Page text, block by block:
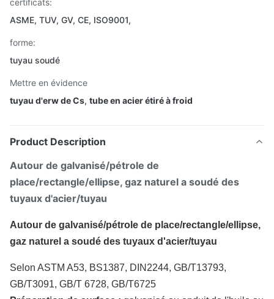
certificats:
ASME, TUV, GV, CE, ISO9001,
forme:
tuyau soudé
Mettre en évidence
tuyau d'erw de Cs, tube en acier étiré à froid
Product Description
Autour de galvanisé/pétrole de
place/rectangle/ellipse, gaz naturel a soudé des
tuyaux d'acier/tuyau
Autour de galvanisé/pétrole de place/rectangle/ellipse,
gaz naturel a soudé des tuyaux d'acier/tuyau
Selon ASTM A53, BS1387, DIN2244, GB/T13793,
GB/T3091, GB/T 6728, GB/T6725